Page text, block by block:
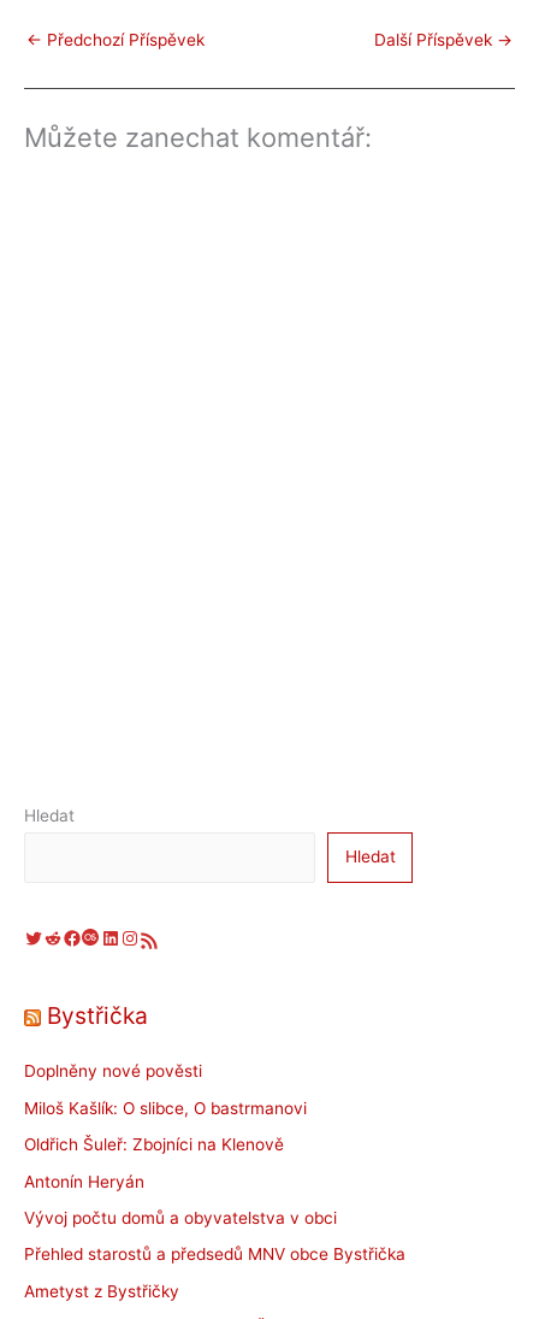
← Předchozí Příspěvek Další Příspěvek →
Můžete zanechat komentář:
Hledat
Hledat
Twitter Reddit Facebook Last.fm LinkedIn Instagram RSS zdroj
Bystřička
Doplněny nové pověsti
Miloš Kašlík: O slibce, O bastrmanovi
Oldřich Šuleř: Zbojníci na Klenově
Antonín Heryán
Vývoj počtu domů a obyvatelstva v obci
Přehled starostů a předsedů MNV obce Bystřička
Ametyst z Bystřičky